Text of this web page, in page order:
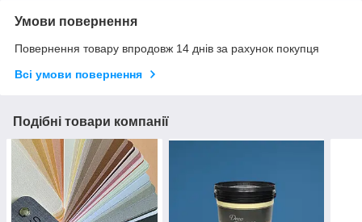
Умови повернення
Повернення товару впродовж 14 днів за рахунок покупця
Всі умови повернення
Подібні товари компанії